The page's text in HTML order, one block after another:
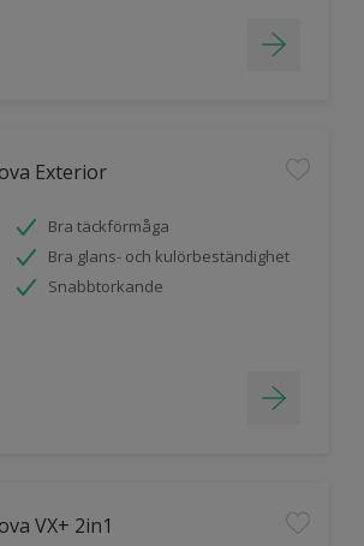
Exterior
Bra täckförmåga
Bra glans- och kulörbeständighet
Snabbtorkande
VX+ 2in1